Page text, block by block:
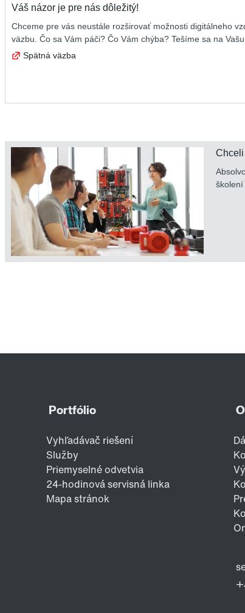
Váš názor je pre nás dôležitý!
Chceme pre vás neustále rozširovať možnosti digitálneho
väzbu. Čo sa Vám páči? Čo Vám chýba? Tešíme sa na
Spätná väzba
školení